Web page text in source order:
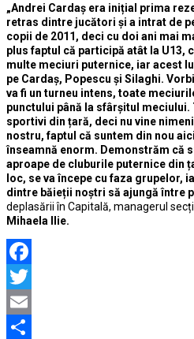
„Andrei Cardaș era inițial prima
retras dintre jucători și a intrat de
copii de 2011, deci cu doi ani mai
plus faptul că participă atât la U13,
multe meciuri puternice, iar acest
pe Cardaș, Popescu și Silaghi.
va fi un turneu intens, toate
punctului până la sfârșitul meciului.
sportivi din țară, deci nu vine
nostru, faptul că suntem din nou
înseamnă enorm. Demonstrăm că
aproape de cluburile puternice din
loc, se va începe cu faza grupelor,
dintre băieții noștri să ajungă între
deplasării în Capitală, managerul
Mihaela Ilie.
Facebook
Twitter
Email